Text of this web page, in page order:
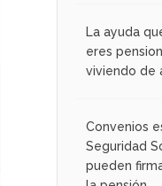
La ayuda
eres
viviendo de
Convenios
Seguridad
pueden